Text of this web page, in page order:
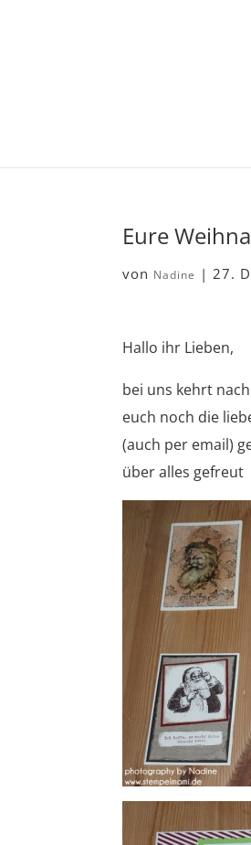
Eure
von Nadine |27.
Hallo ihr Lieben,
bei uns kehrt
euch noch die
(auch per email)
über alles gefreut